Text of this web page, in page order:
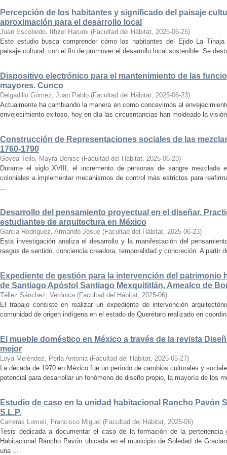
Percepción de los habitantes y significado del paisaje
aproximación para el desarrollo local
Juan Escobedo, Ithzel Harumi (Facultad del Hábitat, 2025-06-25)
Este estudio busca comprender cómo los habitantes del Ejido La
paisaje cultural, con el fin de promover el desarrollo local sostenible. Se
Dispositivo electrónico para el mantenimiento de las
mayores. Cunco
Delgadillo Gómez, Juan Pablo (Facultad del Hábitat, 2025-06-23)
Actualmente ha cambiando la manera en como concevimos al
envejecimiento exitoso, hoy en día las circusntancias han moldeado la
Construcción de Representaciones sociales de las
1760-1790
Govea Tello, Mayra Denise (Facultad del Hábitat, 2025-06-23)
Durante el siglo XVIII, el incremento de personas de sangre
coloniales a implementar mecanismos de control más estrictos para
...
Desarrollo del pensamiento proyectual en el diseñar.
estudiantes de arquitectura en México
Garcia Rodriguez, Armando Josue (Facultad del Hábitat, 2025-06-23)
Esta investigación analiza el desarrollo y la manifestación del
rasgos de sentido, conciencia creadora, temporalidad y concreción. A partir
Expediente de gestión para la intervención del patrimonio
de Santiago Apóstol Santiago Mexquititlán, Amealco de
Téllez Sánchez, Verónica (Facultad del Hábitat, 2025-06)
El trabajo consiste en realizar un expediente de intervención
comunidad de origen indígena en el estado de Querétaro realizado en
El mueble doméstico en México a través de la revista
mejor
Loya Meléndez, Perla Antonia (Facultad del Hábitat, 2025-05-27)
La década de 1970 en México fue un período de cambios culturales y
potencial para desarrollar un fenómeno de diseño propio, la mayoría de los
Estudio de caso en la unidad habitacional Rancho Pavón
S.L.P.
Carreras Lomelí, Francisco Miguel (Facultad del Hábitat, 2025-06)
Tesis dedicada a documentar el caso de la formación de la
Habitacional Rancho Pavón ubicada en el municipio de Soledad de
una ...